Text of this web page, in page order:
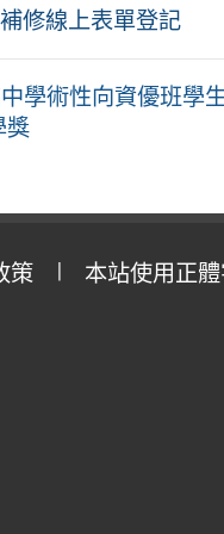
修線上表單登記
學術性向資優班學
獎
策 本站使用正